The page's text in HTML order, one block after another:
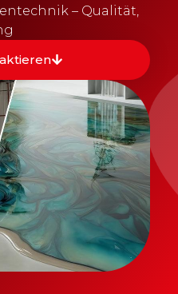
– Qualität,